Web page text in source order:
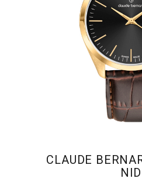
CLAUDE
NID